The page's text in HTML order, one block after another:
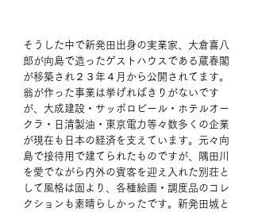
そうした中で新発田出身の実業家、大倉喜八
郎が向島で造ったゲストハウスである蔵春閣
が移築され２３年４月から公開されてます。
翁が作った事業は挙げればきりがないです
が、大成建設・サッポロビール・ホテルオー
クラ・日清製油・東京電力等々数多くの企業
が現在も日本の経済を支えています。元々向
島で接待用で建てられたものですが、隅田川
を愛でながら内外の賓客を迎え入れた別荘と
して風格は固より、各種絵画・調度品のコレ
クションも素晴らしかったです。新発田城と